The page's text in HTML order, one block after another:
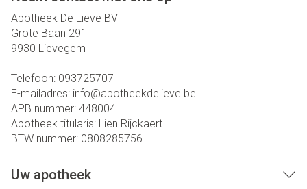
Apotheek De Lieve BV
Grote Baan 291
9930 Lievegem
Telefoon: 093725707
E-mailadres: info@apotheekdelieve.be
APB nummer: 448004
Apotheek titularis: Lien Rijckaert
BTW nummer: 0808285756
Uw apotheek